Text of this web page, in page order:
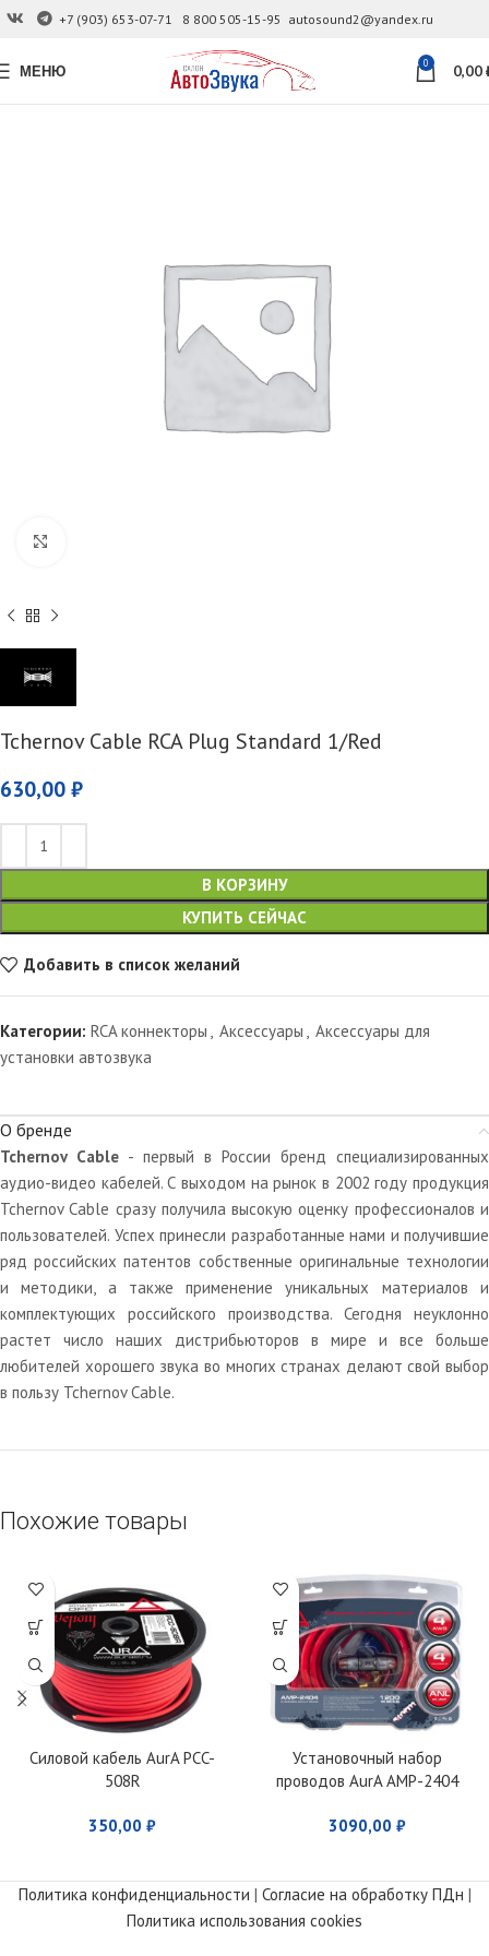
+7 (903) 653-07-71 8 800 505-15-95 autosound2@yandex.ru
МЕНЮ 0 0,00
Tchernov Cable RCA Plug Standard 1/Red
630,00 ₽
В КОРЗИНУ
КУПИТЬ СЕЙЧАС
Добавить в список желаний
Категории: RCA коннекторы Аксессуары
Аксессуары для
установки автозвука
О бренде
Tchernov Cable - первый в России бренд специализированных
аудио-видео кабелей. С выходом на рынок в 2002 году продукция
Tchernov Cable сразу получила высокую оценку профессионалов и
пользователей. Успех принесли разработанные нами и получившие
ряд российских патентов собственные оригинальные технологии
и методики, а также применение уникальных материалов и
комплектующих российского производства. Сегодня неуклонно
растет число наших дистрибьюторов в мире и все больше
любителей хорошего звука во многих странах делают свой выбор
в пользу Tchernov Cable.
Похожие товары
Силовой кабель AurA PCC-
508R
350,00 ₽
Установочный набор
проводов AurA AMP-2404
3090,00 ₽
Политика конфиденциальности | Согласие на обработку ПДн |
Политика использования cookies